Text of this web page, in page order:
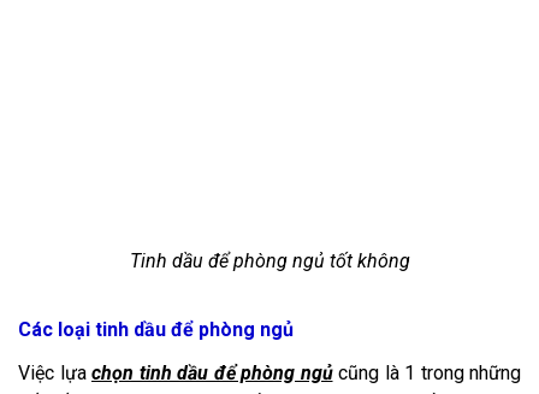
Tinh dầu để phòng ngủ tốt không
Các loại tinh dầu để phòng ngủ
Việc lựa chọn tinh dầu để phòng ngủ cũng là 1 trong những